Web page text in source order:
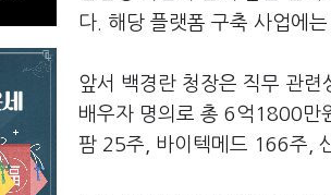
다. 해당 플랫폼 구축 사업에
앞서 백경란 청장은 직무 관련
배우자 명의로 총 6억1800만
팜 25주, 바이텍메드 166주,